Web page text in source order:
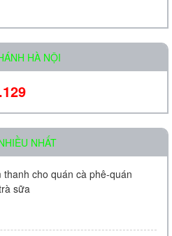
HÀ NỘI
NHẤT
thanh cho quán cà phê-quán
sữa